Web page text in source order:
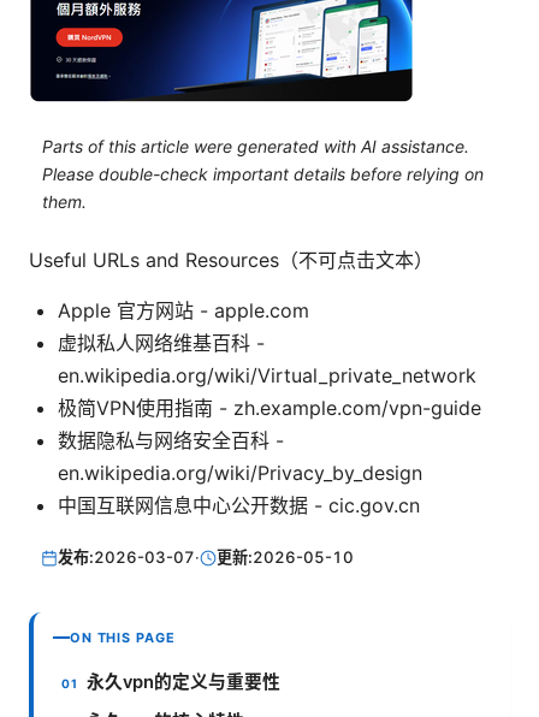
Parts of this article were generated with AI assistance.
Please double-check important details before relying on
them.
Useful URLs and Resources（不可点击文本）
Apple 官方网站 - apple.com
虚拟私人网络维基百科 -
en.wikipedia.org/wiki/Virtual_private_network
极简VPN使用指南 - zh.example.com/vpn-guide
数据隐私与网络安全百科 -
en.wikipedia.org/wiki/Privacy_by_design
中国互联网信息中心公开数据 - cic.gov.cn
发布:2026-03-07· 更新:2026-05-10
ON THIS PAGE
永久vpn的定义与重要性